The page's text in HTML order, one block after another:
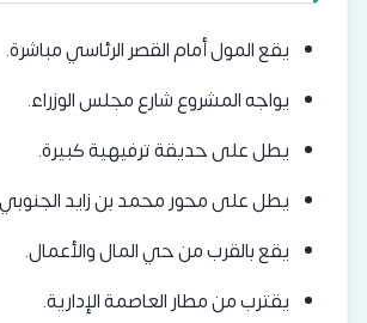
يقع المول أمام القصر الرئاسي مباشرة.
يواجه المشروع شارع مجلس الوزراء.
يطل على حديقة ترفيهية كبيرة.
يطل على محور محمد بن زايد
يقع بالقرب من حي المال والأعمال.
يقترب من مطار العاصمة الإدارية.